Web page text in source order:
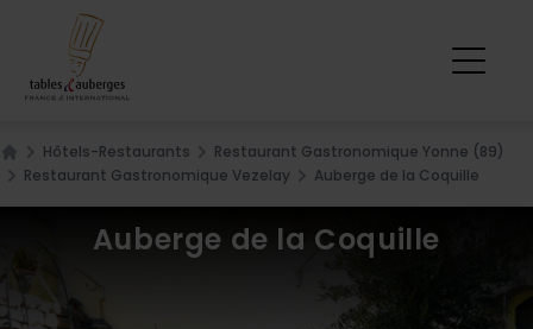
Home
Hôtels-Restaurants
Restaurant Gastronomique Yonne (89)
Restaurant Gastronomique Vezelay
Auberge de la Coquille
Auberge de la Coquille